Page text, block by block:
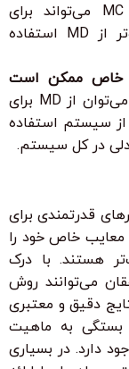
MC می‌تواند برای
شبیه‌سازی سیستم‌های بزرگ‌تر و پیچیده‌تر از MD استفاده
خاص ممکن است
به عنوان مثال، می‌توان از MD برای
سیستم استفاده
قدرتمندی برای
معایب خاص خود را
هستند. با درک
می‌توانند روش
دقیق و معتبری
به دست آورند. انتخاب بین MD و MC بستگی به ماهیت
دارد. در بسیاری